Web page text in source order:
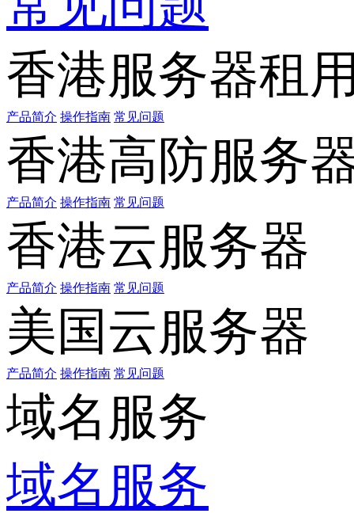
香港服务器租
产品简介 操作指南 常见问题
香港高防服务
产品简介 操作指南 常见问题
香港云服务器
产品简介 操作指南 常见问题
美国云服务器
产品简介 操作指南 常见问题
域名服务
域名服务